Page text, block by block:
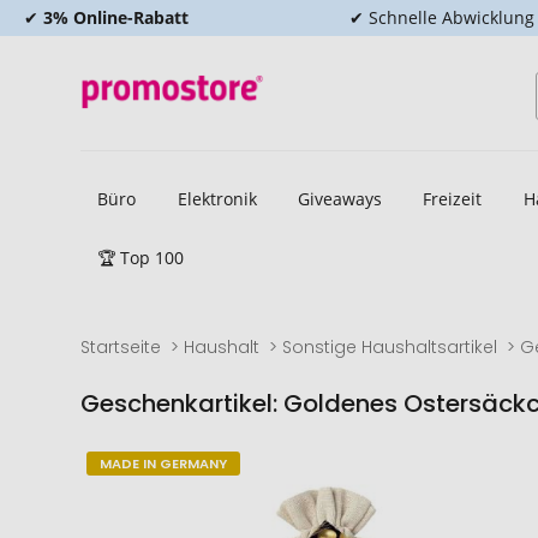
✔ 3% Online-Rabatt ✔ Schnelle Abwicklung
Büro Elektronik Giveaways Freizeit
🏆 Top 100
Startseite Haushalt Sonstige Haushaltsartikel
Geschenkartikel: Goldenes
Zum
Ende
Zum
Anfang
MADE IN GERMANY